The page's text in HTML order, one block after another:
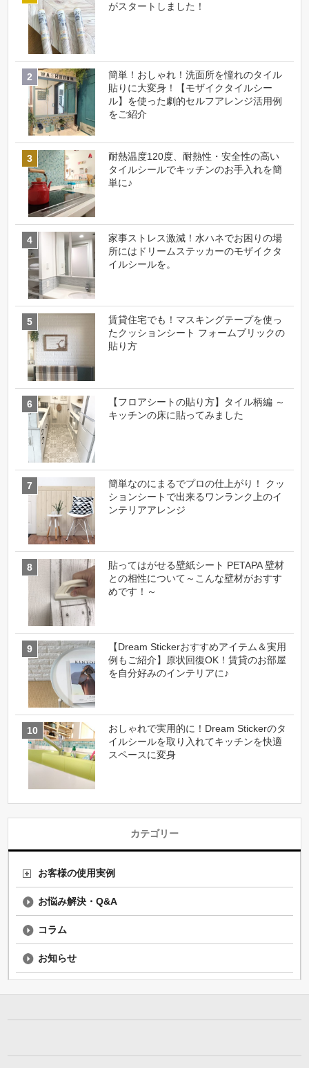
がスタートしました！
簡単！おしゃれ！洗面所を憧れのタイル
貼りに大変身！【モザイクタイルシー
ル】を使った劇的セルフアレンジ活用例
をご紹介
耐熱温度120度、耐熱性・安全性の高い
タイルシールでキッチンのお手入れを簡
単に♪
家事ストレス激減！水ハネでお困りの場
所にはドリームステッカーのモザイクタ
イルシールを。
賃貸住宅でも！マスキングテープを使っ
たクッションシート フォームブリックの
貼り方
【フロアシートの貼り方】タイル柄編 ～
キッチンの床に貼ってみました
簡単なのにまるでプロの仕上がり！ クッ
ションシートで出来るワンランク上のイ
ンテリアアレンジ
貼ってはがせる壁紙シート PETAPA 壁材
との相性について～こんな壁材がおすす
めです！～
【Dream Stickerおすすめアイテム＆実用
例もご紹介】原状回復OK！賃貸のお部屋
を自分好みのインテリアに♪
おしゃれで実用的に！Dream Stickerのタ
イルシールを取り入れてキッチンを快適
スペースに変身
カテゴリー
お客様の使用実例
お悩み解決・Q&A
コラム
お知らせ